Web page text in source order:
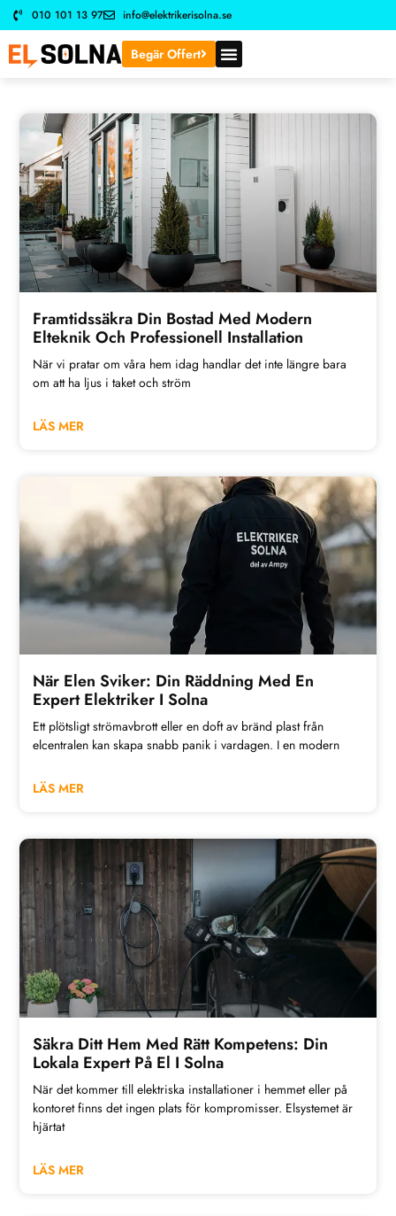
010 101 13 97 info@elektrikerisolna.se
Begär Offert
Framtidssäkra Din Bostad Med Modern
Elteknik Och Professionell Installation
När vi pratar om våra hem idag handlar det inte längre bara
om att ha ljus i taket och ström
LÄS MER
När Elen Sviker: Din Räddning Med En
Expert Elektriker I Solna
Ett plötsligt strömavbrott eller en doft av bränd plast från
elcentralen kan skapa snabb panik i vardagen. I en modern
LÄS MER
Säkra Ditt Hem Med Rätt Kompetens: Din
Lokala Expert På El I Solna
När det kommer till elektriska installationer i hemmet eller på
kontoret finns det ingen plats för kompromisser. Elsystemet är
hjärtat
LÄS MER